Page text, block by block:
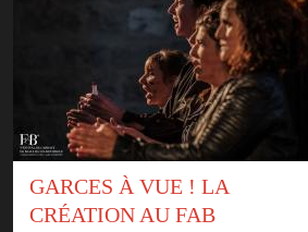
GARCES À VUE ! LA
CRÉATION AU FAB